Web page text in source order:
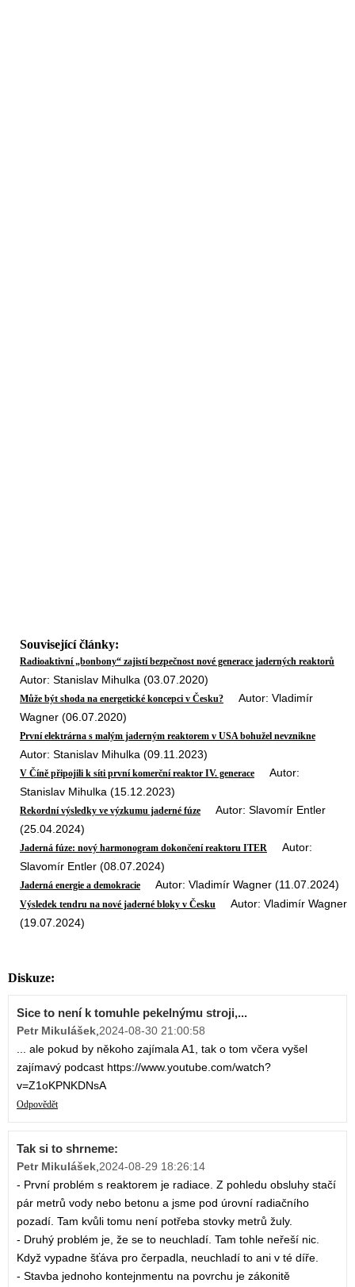
Související články:
Radioaktivní „bonbony“ zajistí bezpečnost nové generace jaderných reaktorů
Autor: Stanislav Mihulka (03.07.2020)
Může být shoda na energetické koncepci v Česku? Autor: Vladimír
Wagner (06.07.2020)
První elektrárna s malým jaderným reaktorem v USA bohužel nevznikne
Autor: Stanislav Mihulka (09.11.2023)
V Číně připojili k síti první komerční reaktor IV. generace Autor:
Stanislav Mihulka (15.12.2023)
Rekordní výsledky ve výzkumu jaderné fúze Autor: Slavomír Entler
(25.04.2024)
Jaderná fúze: nový harmonogram dokončení reaktoru ITER
Autor:
Slavomír Entler (08.07.2024)
Jaderná energie a demokracie Autor: Vladimír Wagner (11.07.2024)
Výsledek tendru na nové jaderné bloky v Česku
Autor: Vladimír Wagner
(19.07.2024)
Diskuze:
Sice to není k tomuhle pekelnýmu stroji,...
Petr Mikulášek 2024-08-30 21:00:58
... ale pokud by někoho zajímala A1, tak o tom včera vyšel
zajímavý podcast https://www.youtube.com/watch?
v=Z1oKPNKDNsA
Odpovědět
Tak si to shrneme:
Petr Mikulášek 2024-08-29 18:26:14
- První problém s reaktorem je radiace. Z pohledu obsluhy stačí
pár metrů vody nebo betonu a jsme pod úrovní radiačního
pozadí. Tam kvůli tomu není potřeba stovky metrů žuly.
- Druhý problém je, že se to neuchladí. Tam tohle neřeší nic.
Když vypadne šťáva pro čerpadla, neuchladí to ani v té díře.
- Stavba jednoho kontejnmentu na povrchu je zákonitě